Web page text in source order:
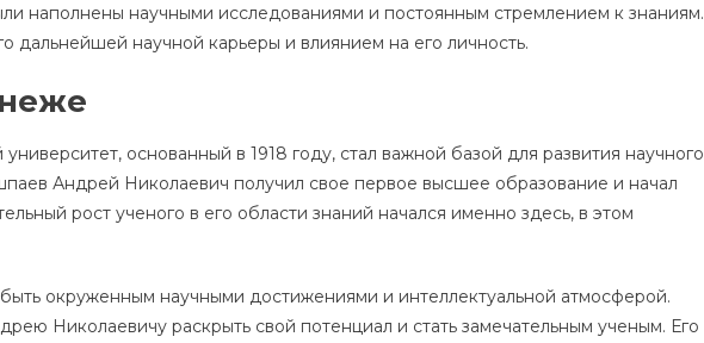
наполнены научными исследованиями и постоянным стремлением к знаниям.
дальнейшей научной карьеры и влиянием на его личность.
основанный в 1918 году, стал важной базой для развития научного
Андрей Николаевич получил свое первое высшее образование и начал
рост ученого в его области знаний начался именно здесь, в этом
окруженным научными достижениями и интеллектуальной атмосферой.
Николаевичу раскрыть свой потенциал и стать замечательным ученым. Его